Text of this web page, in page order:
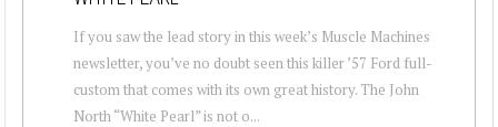
If you saw the lead story in this week’s Muscle Machines
newsletter, you’ve no doubt seen this killer ’57 Ford full-
custom that comes with its own great history. The John
North “White Pearl” is not o...